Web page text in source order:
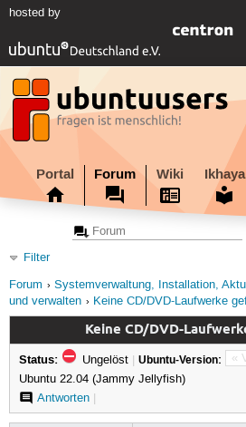
hosted by
Portal Forum Wiki Ikhaya
Filter
Forum
Systemverwaltung, Installation,
und verwalten
Keine CD/DVD-Laufwerke
Keine CD/DVD-
«
Status: Ungelöst | Ubuntu-Version:
Ubuntu 22.04 (Jammy Jellyfish)
Antworten|